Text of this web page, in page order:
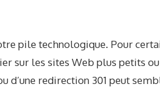
pile technologique. Pour
sur les sites Web plus petits ou
d’une redirection 301 peut